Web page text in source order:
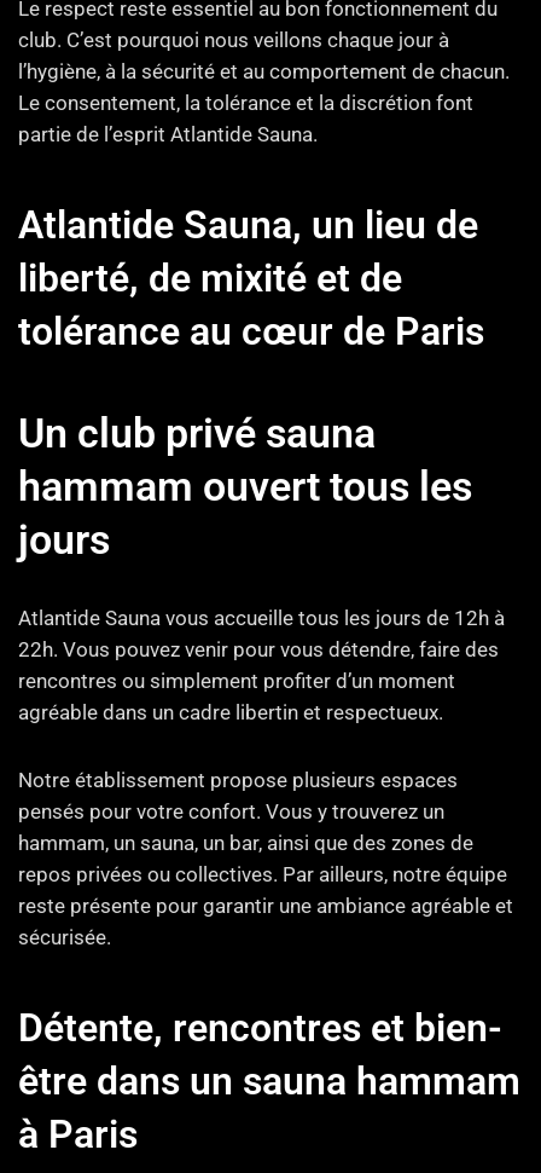
Le respect reste essentiel au bon fonctionnement du
club. C’est pourquoi nous veillons chaque jour à
l’hygiène, à la sécurité et au comportement de chacun.
Le consentement, la tolérance et la discrétion font
partie de l’esprit Atlantide Sauna.
Atlantide Sauna, un lieu de
liberté, de mixité et de
tolérance au cœur de Paris
Un club privé sauna
hammam ouvert tous les
jours
Atlantide Sauna vous accueille tous les jours de 12h à
22h. Vous pouvez venir pour vous détendre, faire des
rencontres ou simplement profiter d’un moment
agréable dans un cadre libertin et respectueux.
Notre établissement propose plusieurs espaces
pensés pour votre confort. Vous y trouverez un
hammam, un sauna, un bar, ainsi que des zones de
repos privées ou collectives. Par ailleurs, notre équipe
reste présente pour garantir une ambiance agréable et
sécurisée.
Détente, rencontres et bien-
être dans un sauna hammam
à Paris